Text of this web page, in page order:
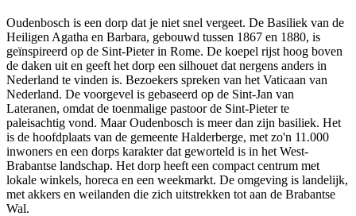
Oudenbosch is een dorp dat je niet snel vergeet. De Basiliek van de
Heiligen Agatha en Barbara, gebouwd tussen 1867 en 1880, is
geïnspireerd op de Sint-Pieter in Rome. De koepel rijst hoog boven
de daken uit en geeft het dorp een silhouet dat nergens anders in
Nederland te vinden is. Bezoekers spreken van het Vaticaan van
Nederland. De voorgevel is gebaseerd op de Sint-Jan van
Lateranen, omdat de toenmalige pastoor de Sint-Pieter te
paleisachtig vond. Maar Oudenbosch is meer dan zijn basiliek. Het
is de hoofdplaats van de gemeente Halderberge, met zo'n 11.000
inwoners en een dorps karakter dat geworteld is in het West-
Brabantse landschap. Het dorp heeft een compact centrum met
lokale winkels, horeca en een weekmarkt. De omgeving is landelijk,
met akkers en weilanden die zich uitstrekken tot aan de Brabantse
Wal.